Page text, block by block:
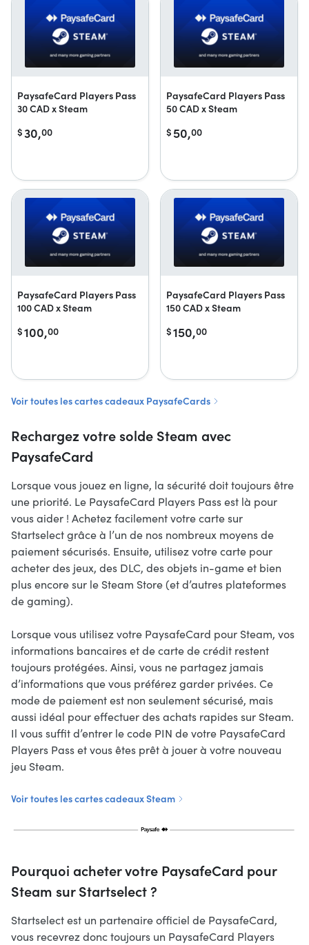
PaysafeCard Players Pass
30 CAD x Steam
$30,00
PaysafeCard Players Pass
50 CAD x Steam
$ 50,00
PaysafeCard Players Pass
100 CAD x Steam
$100,00
PaysafeCard Players Pass
150 CAD x Steam
$150,00
Voir toutes les cartes cadeaux PaysafeCards
Rechargez votre solde Steam avec
PaysafeCard
Lorsque vous jouez en ligne, la sécurité doit toujours être
une priorité. Le PaysafeCard Players Pass est là pour
vous aider ! Achetez facilement votre carte sur
Startselect grâce à l’un de nos nombreux moyens de
paiement sécurisés. Ensuite, utilisez votre carte pour
acheter des jeux, des DLC, des objets in-game et bien
plus encore sur le Steam Store (et d’autres plateformes
de gaming).
Lorsque vous utilisez votre PaysafeCard pour Steam, vos
informations bancaires et de carte de crédit restent
toujours protégées. Ainsi, vous ne partagez jamais
d’informations que vous préférez garder privées. Ce
mode de paiement est non seulement sécurisé, mais
aussi idéal pour effectuer des achats rapides sur Steam.
Il vous suffit d’entrer le code PIN de votre PaysafeCard
Players Pass et vous êtes prêt à jouer à votre nouveau
jeu Steam.
Voir toutes les cartes cadeaux Steam
Pourquoi acheter votre PaysafeCard pour
Steam sur Startselect ?
Startselect est un partenaire officiel de PaysafeCard,
vous recevrez donc toujours un PaysafeCard Players